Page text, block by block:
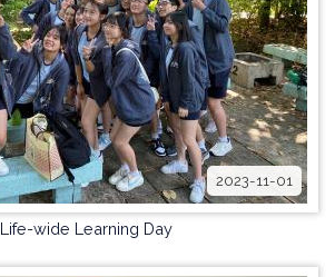
2023-11-01
Life-wide Learning Day